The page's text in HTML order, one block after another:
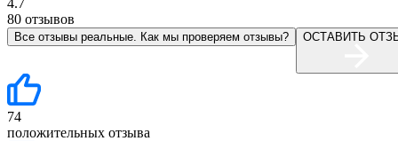
80 отзывов
Все отзывы реальные. Как мы проверяем отзывы? ОСТАВИТЬ
74
положительных отзыва